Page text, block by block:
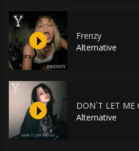
Frenzy
Alternative
DON`T LET ME
Alternative